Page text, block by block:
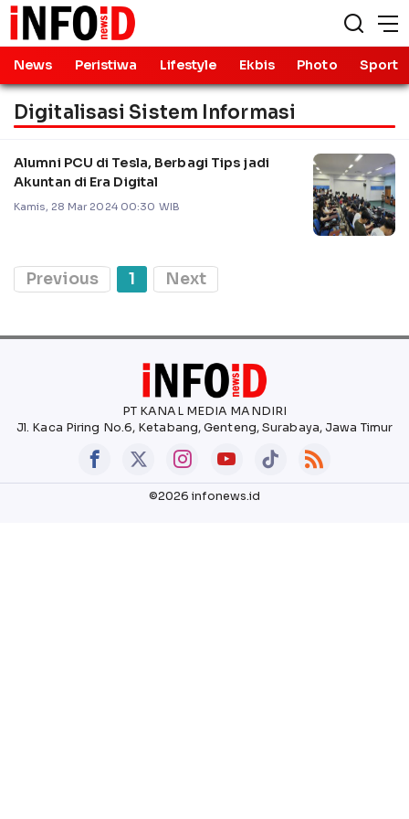
News Peristiwa Lifestyle Ekbis Photo Sport
Digitalisasi Sistem Informasi
Alumni PCU di Tesla, Berbagi Tips jadi
Akuntan di Era Digital
Kamis, 28 Mar 2024 00:30 WIB
Previous 1 Next
PT KANAL MEDIA MANDIRI
Jl. Kaca Piring No.6, Ketabang, Genteng, Surabaya, Jawa Timur
©2026 infonews.id